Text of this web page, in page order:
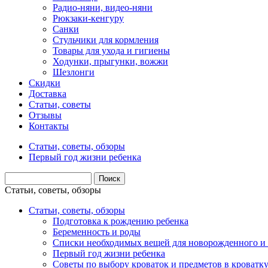
Радио-няни, видео-няни
Рюкзаки-кенгуру
Санки
Стульчики для кормления
Товары для ухода и гигиены
Ходунки, прыгунки, вожжи
Шезлонги
Скидки
Доставка
Статьи, советы
Отзывы
Контакты
Статьи, советы, обзоры
Первый год жизни ребенка
Статьи, советы, обзоры
Статьи, советы, обзоры
Подготовка к рождению ребенка
Беременность и роды
Списки необходимых вещей для новорожденного и
Первый год жизни ребенка
Советы по выбору кроваток и предметов в кроватку